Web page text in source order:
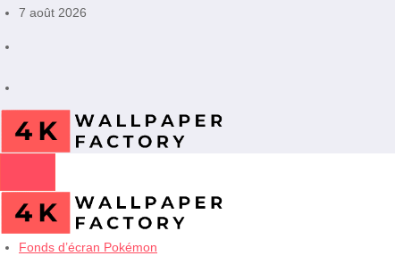
Aller7 août 2026
Fonds d’écran Pokémon